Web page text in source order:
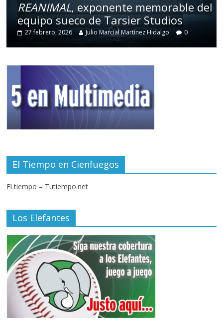
REANIMAL, exponente memorable del
equipo sueco de Tarsier Studios
27 febrero, 2026 Julio Marcial Martínez Hidalgo 0
El Tiempo en Cienfuegos
El tiempo – Tutiempo.net
Los Elefantes